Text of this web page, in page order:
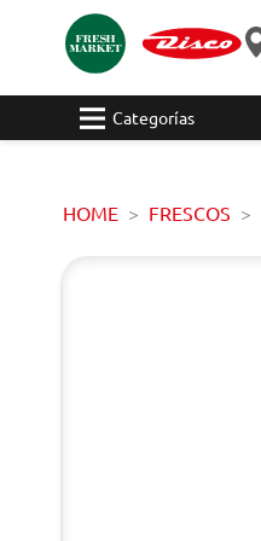
Categorías
HOME FRESCOS